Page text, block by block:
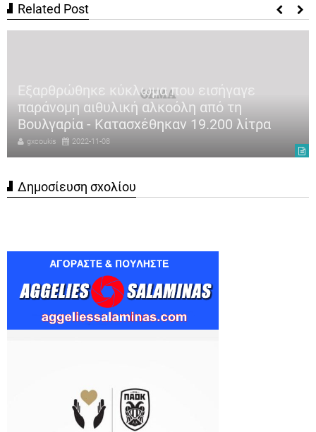
Related Post
Εξαρθρώθηκε κύκλωμα που εισήγαγε
παράνομη αιθυλική αλκοόλη από τη
Βουλγαρία - Κατασχέθηκαν 19.200 λίτρα
gxcoukis 2022-11-08
Δημοσίευση σχολίου